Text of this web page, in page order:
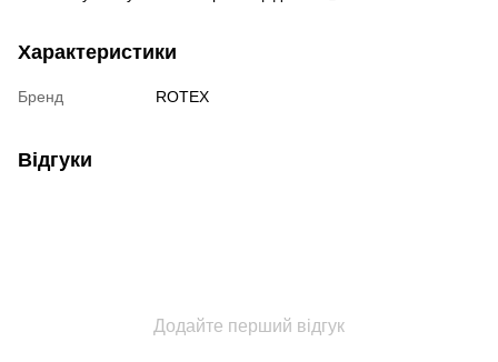
Характеристики
Бренд ROTEX
Відгуки
Додайте перший відгук